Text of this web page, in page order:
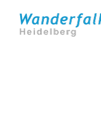
Inhalt
springen